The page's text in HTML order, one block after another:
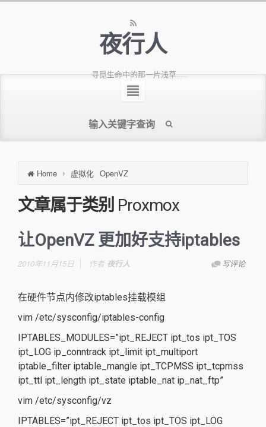
夜行人
寻觅生命中的那一片浅草......
Home 虚拟化 OpenVZ
文章属于类别 Proxmox
让OpenVZ 更加好支持iptables
2010年11月15日 写评论
作者 夜行人
在硬件节点内修改iptables挂载模组
vim /etc/sysconfig/iptables-config
IPTABLES_MODULES=”ipt_REJECT ipt_tos ipt_TOS
ipt_LOG ip_conntrack ipt_limit ipt_multiport
iptable_filter iptable_mangle ipt_TCPMSS ipt_tcpmss
ipt_ttl ipt_length ipt_state iptable_nat ip_nat_ftp”
vim /etc/sysconfig/vz
IPTABLES=”ipt_REJECT ipt_tos ipt_TOS ipt_LOG